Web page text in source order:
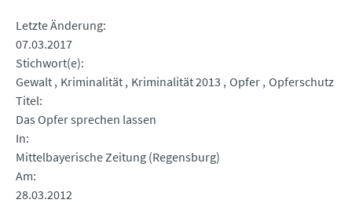
Letzte Änderung
07.03.2017
Stichwort(e)
Gewalt Kriminalität Kriminalität 2013 Opfer Opferschutz
Titel
Das Opfer sprechen lassen
In
Mittelbayerische Zeitung (Regensburg)
Am
28.03.2012